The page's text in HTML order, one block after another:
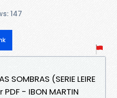
147
SOMBRAS (SERIE LEIRE
- IBON MARTIN